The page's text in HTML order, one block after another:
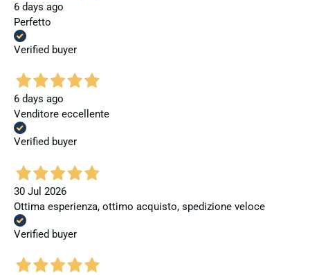
6 days ago
Perfetto
Verified buyer
6 days ago
Venditore eccellente
Verified buyer
30 Jul 2026
Ottima esperienza, ottimo acquisto, spedizione veloce
Verified buyer